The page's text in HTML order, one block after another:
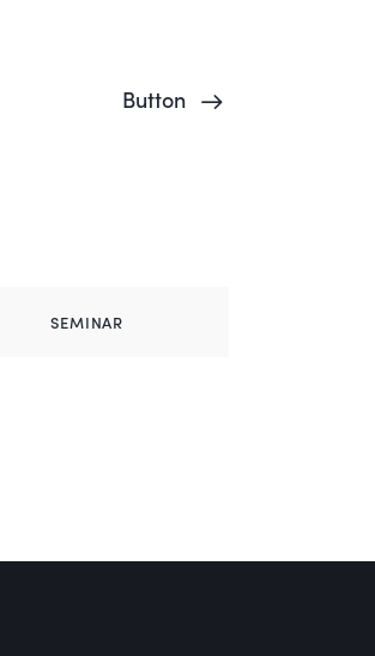
Button
SEMINAR